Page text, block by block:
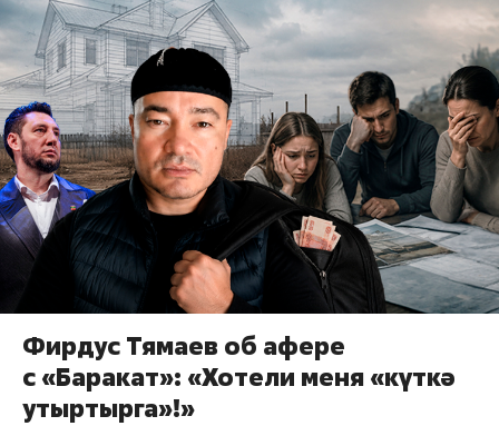
Фирдус Тямаев об афере
с «Баракат»: «Хотели меня «күткә
утыртырга»!»